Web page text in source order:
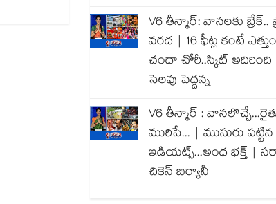
V6 తీన్మార్: వానలకు బ్రేక్..
వరద | 16 ఫీట్ల కంటే
చందా చోరీ..స్కిట్ అదిరింది
సెలవు పెద్దన్న
V6 తీన్మార్ :
మురిసే... | ముసురు
ఇడియట్స్...అంధ భక్త్ |
చికెన్ బిర్యానీ